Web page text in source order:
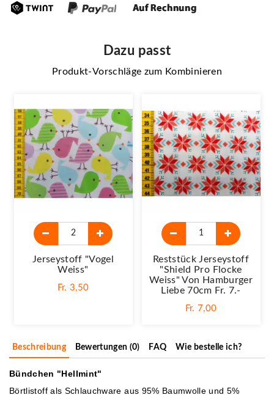
Dazu passt
Produkt-Vorschläge zum Kombinieren
Jerseystoff "Vogel
Weiss"
Fr. 3,50
Reststück Jerseystoff
"Shield Pro Flocke
Weiss" Von Hamburger
Liebe 70cm Fr. 7.-
Fr. 7,00
Beschreibung Bewertungen (0) FAQ Wie bestelle ich?
Bündchen "Hellmint"
Börtlistoff als Schlauchware aus 95% Baumwolle und 5%